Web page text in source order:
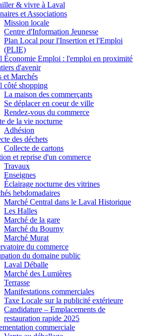
& vivre à Laval
et Associations
Mission locale
Centre d'Information Jeunesse
Plan Local pour l'Insertion et l'Emploi
(PLIE)
Économie Emploi : l'emploi en proximité
d'avenir
et Marchés
côté shopping
La maison des commerçants
Se déplacer en coeur de ville
Rendez-vous du commerce
de la vie nocturne
Adhésion
des déchets
Collecte de cartons
et reprise d'un commerce
Travaux
Enseignes
Éclairage nocturne des vitrines
hebdomadaires
Marché Central dans le Laval Historique
Les Halles
Marché de la gare
Marché du Bourny
Marché Murat
du commerce
du domaine public
Laval Déballe
Marché des Lumières
Terrasse
Manifestations commerciales
Taxe Locale sur la publicité extérieure
Candidature – Emplacements de
restauration rapide 2025
commerciale